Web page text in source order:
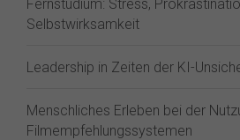
Fernstudium: Stress,
Selbstwirksamkeit
Leadership in Zeiten der KI-
Menschliches Erleben bei der
Filmempfehlungssystemen